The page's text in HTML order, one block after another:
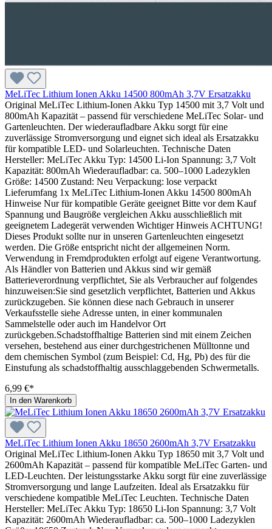
MeLiTec Lithium Ionen Akku 14500 800mAh 3,7V Ersatzakku
Original MeLiTec Lithium-Ionen Akku Typ 14500 mit 3,7 Volt und
800mAh Kapazität – passend für verschiedene MeLiTec Solar- und
Gartenleuchten. Der wiederaufladbare Akku sorgt für eine
zuverlässige Stromversorgung und eignet sich ideal als Ersatzakku
für kompatible LED- und Solarleuchten. Technische Daten
Hersteller: MeLiTec Akku Typ: 14500 Li-Ion Spannung: 3,7 Volt
Kapazität: 800mAh Wiederaufladbar: ca. 500–1000 Ladezyklen
Größe: 14500 Zustand: Neu Verpackung: lose verpackt
Lieferumfang 1x MeLiTec Lithium-Ionen Akku 14500 800mAh
Hinweise Nur für kompatible Geräte geeignet Bitte vor dem Kauf
Spannung und Baugröße vergleichen Akku ausschließlich mit
geeignetem Ladegerät verwenden Wichtiger Hinweis ACHTUNG!
Dieses Produkt sollte nur in unseren Gartenleuchten eingesetzt
werden. Die Größe entspricht nicht der allgemeinen Norm.
Verwendung in Fremdprodukten erfolgt auf eigene Verantwortung.
Als Händler von Batterien und Akkus sind wir gemäß
Batterieverordnung verpflichtet, Sie als Verbraucher auf folgendes
hinzuweisen:Sie sind gesetzlich verpflichtet, Batterien und Akkus
zurückzugeben. Sie können diese nach Gebrauch in unserer
Verkaufsstelle siehe Adresse unten, in einer kommunalen
Sammelstelle oder auch im Handelvor Ort
zurückgeben.Schadstoffhaltige Batterien sind mit einem Zeichen
versehen, bestehend aus einer durchgestrichenen Mülltonne und
dem chemischen Symbol (zum Beispiel: Cd, Hg, Pb) des für die
Einstufung als schadstoffhaltig ausschlaggebenden Schwermetalls.
6,99 €*
In den Warenkorb
MeLiTec Lithium Ionen Akku 18650 2600mAh 3,7V Ersatzakku
Original MeLiTec Lithium-Ionen Akku Typ 18650 mit 3,7 Volt und
2600mAh Kapazität – passend für kompatible MeLiTec Garten- und
LED-Leuchten. Der leistungsstarke Akku sorgt für eine zuverlässige
Stromversorgung und lange Laufzeiten. Ideal als Ersatzakku für
verschiedene kompatible MeLiTec Leuchten. Technische Daten
Hersteller: MeLiTec Akku Typ: 18650 Li-Ion Spannung: 3,7 Volt
Kapazität: 2600mAh Wiederaufladbar: ca. 500–1000 Ladezyklen